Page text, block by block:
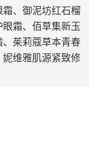
、御泥坊红石榴
霜、佰草集新玉
茱莉蔻草本青春
维雅肌源紧致修